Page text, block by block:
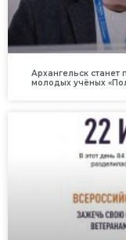
Архангельск
молодых учёных